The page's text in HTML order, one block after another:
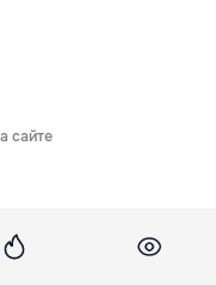
сайте